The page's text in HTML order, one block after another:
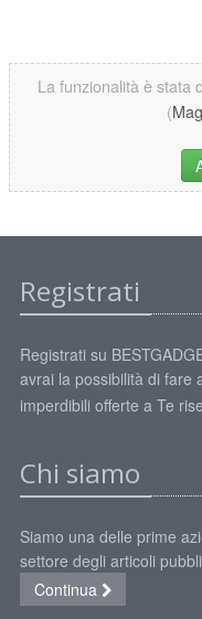
La funzionalità è stata
(
Registrati
Registrati su
avrai la possibilità di fare
imperdibili offerte a Te
Chi siamo
Siamo una delle prime
settore degli articoli
Continua